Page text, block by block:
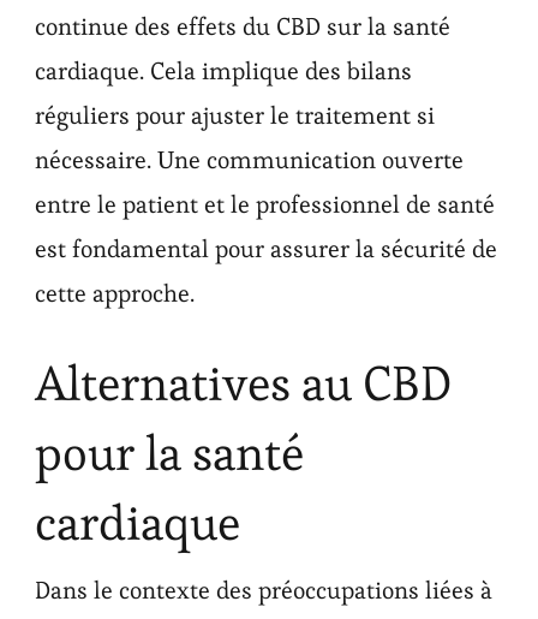
continue des effets du CBD sur la santé
cardiaque. Cela implique des bilans
réguliers pour ajuster le traitement si
nécessaire. Une communication ouverte
entre le patient et le professionnel de santé
est fondamental pour assurer la sécurité de
cette approche.
Alternatives au CBD
pour la santé
cardiaque
Dans le contexte des préoccupations liées à